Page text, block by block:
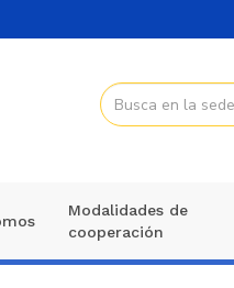
Modalidades de
cooperación